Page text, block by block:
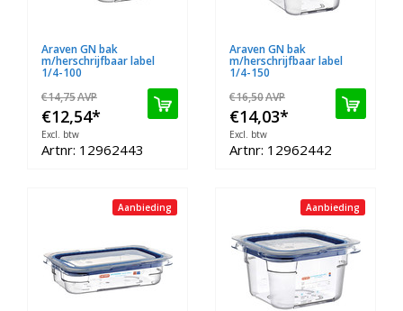
Araven GN bak
m/herschrijfbaar label
1/4-100
€14,75AVP
€12,54*
Excl. btw
Artnr: 12962443
Araven GN bak
m/herschrijfbaar label
1/4-150
€16,50AVP
€14,03*
Excl. btw
Artnr: 12962442
Aanbieding Aanbieding